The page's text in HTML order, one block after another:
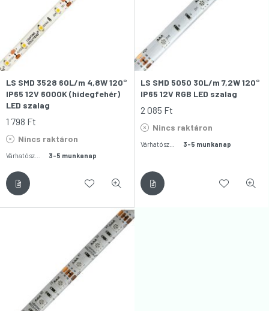
LS SMD 3528 60L/m 4,8W 120°
IP65 12V 6000K (hidegfehér)
LED szalag
1 798 Ft
Nincs raktáron
3-5 munkanap
LS SMD 5050 30L/m 7,2W 120°
IP65 12V RGB LED szalag
2 085 Ft
Nincs raktáron
3-5 munkanap